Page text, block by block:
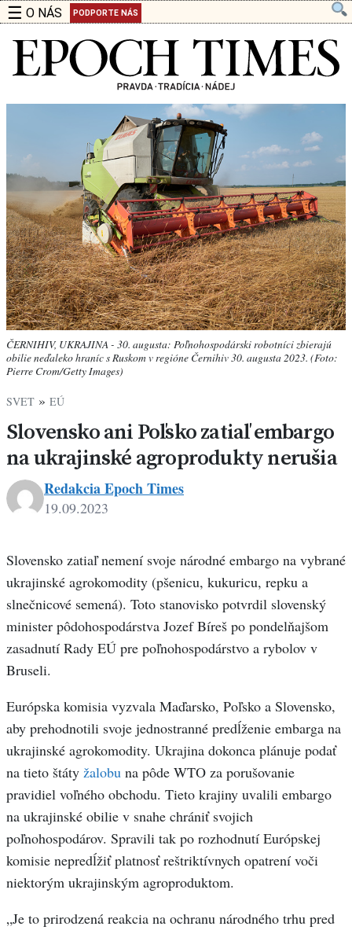
☰ O NÁS PODPORTE NÁS
ČERNIHIV, UKRAJINA - 30. augusta: Poľnohospodárski robotníci zbierajú
obilie neďaleko hraníc s Ruskom v regióne Černihiv 30. augusta 2023. (Foto:
Pierre Crom/Getty Images)
SVET » EÚ
Slovensko ani Poľsko zatiaľ embargo
na ukrajinské agroprodukty nerušia
Redakcia Epoch Times
19.09.2023
Slovensko zatiaľ nemení svoje národné embargo na vybrané
ukrajinské agrokomodity (pšenicu, kukuricu, repku a
slnečnicové semená). Toto stanovisko potvrdil slovenský
minister pôdohospodárstva Jozef Bíreš po pondelňajšom
zasadnutí Rady EÚ pre poľnohospodárstvo a rybolov v
Bruseli.
Európska komisia vyzvala Maďarsko, Poľsko a Slovensko,
aby prehodnotili svoje jednostranné predĺženie embarga na
ukrajinské agrokomodity. Ukrajina dokonca plánuje podať
na tieto štáty žalobu na pôde WTO za porušovanie
pravidiel voľného obchodu. Tieto krajiny uvalili embargo
na ukrajinské obilie v snahe chrániť svojich
poľnohospodárov. Spravili tak po rozhodnutí Európskej
komisie nepredĺžiť platnosť reštriktívnych opatrení voči
niektorým ukrajinským agroproduktom.
„Je to prirodzená reakcia na ochranu národného trhu pred